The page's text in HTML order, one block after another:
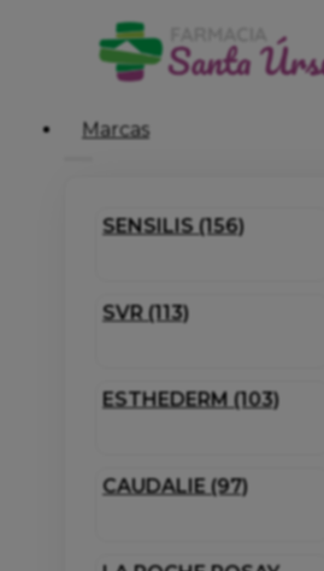
Marcas
SENSILIS (156)
SVR (113)
ESTHEDERM (103)
CAUDALIE (97)